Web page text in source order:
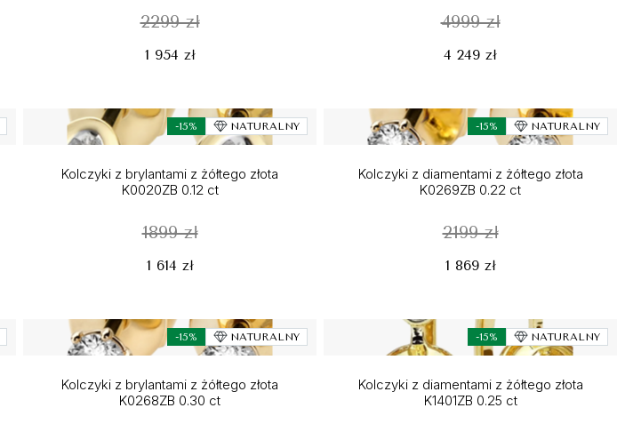
2299 zł
1 954 zł
4999 zł
4 249 zł
-15% NATURALNY
Kolczyki z brylantami z żółtego złota
K0020ZB 0.12 ct
1899 zł
1 614 zł
-15% NATURALNY
Kolczyki z diamentami z żółtego złota
K0269ZB 0.22 ct
2199 zł
1 869 zł
-15% NATURALNY
Kolczyki z brylantami z żółtego złota
K0268ZB 0.30 ct
-15% NATURALNY
Kolczyki z diamentami z żółtego złota
K1401ZB 0.25 ct